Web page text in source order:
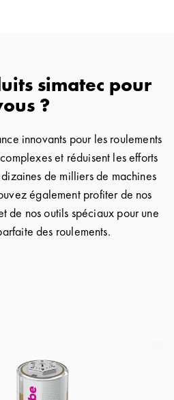
simatec pour
?
innovants pour les roulements
et réduisent les efforts
de milliers de machines
également profiter de nos
de nos outils spéciaux pour une
des roulements.